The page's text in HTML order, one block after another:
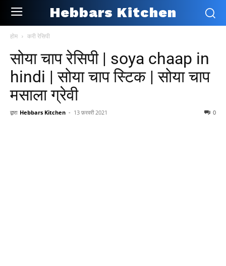
Hebbars Kitchen
होम करी रेसिपी
सोया चाप रेसिपी | soya chaap in
hindi | सोया चाप स्टिक | सोया चाप
मसाला ग्रेवी
द्वारा Hebbars Kitchen - 13 फ़रवरी 2021 0